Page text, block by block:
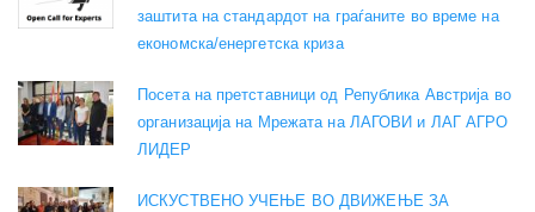
заштита на стандардот на граѓаните во време на
економска/енергетска криза
Посета на претставници од Република Австрија во
организација на Мрежата на ЛАГОВИ и ЛАГ АГРО
ЛИДЕР
ИСКУСТВЕНО УЧЕЊЕ ВО ДВИЖЕЊЕ ЗА